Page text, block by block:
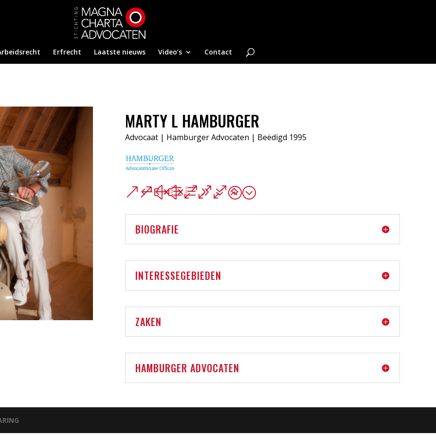
Erfrecht Laatste nieuws Video’s Contact
MARTY L HAMBURGER
Advocaat | Hamburger Advocaten | Beëdigd 1995
&#xe090;
&#xe076;
BIOGRAFIE
INTERESSEGEBIEDEN
ZAKEN
HAMBURGER ADVOCATEN